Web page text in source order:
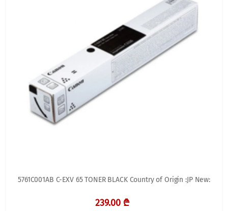
5761C001AB C-EXV 65 TONER BLACK Country of Origin :JP New:
239.00 ₾